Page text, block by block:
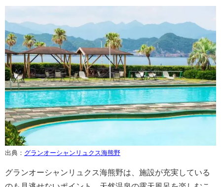
出典： グランオーシャンリュクス海熊野
グランオーシャンリュクス海熊野は、施設が充実している